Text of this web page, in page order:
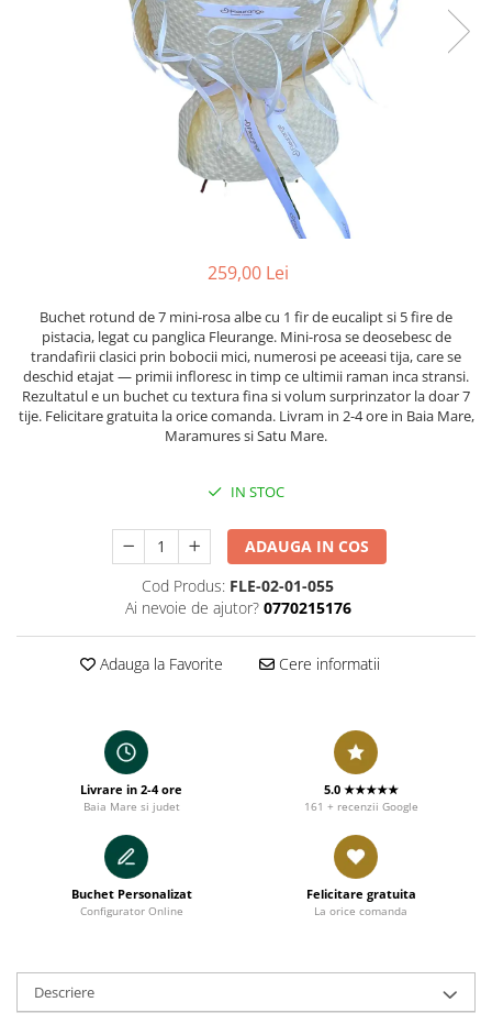
259,00 Lei
Buchet rotund de 7 mini-rosa albe cu 1 fir de eucalipt si 5 fire de
pistacia, legat cu panglica Fleurange. Mini-rosa se deosebesc de
trandafirii clasici prin bobocii mici, numerosi pe aceeasi tija, care se
deschid etajat — primii infloresc in timp ce ultimii raman inca stransi.
Rezultatul e un buchet cu textura fina si volum surprinzator la doar 7
tije. Felicitare gratuita la orice comanda. Livram in 2-4 ore in Baia Mare,
Maramures si Satu Mare.
IN STOC
ADAUGA IN COS
Cod Produs: FLE-02-01-055
Ai nevoie de ajutor? 0770215176
Adauga la Favorite Cere informatii
Livrare in 2-4 ore
Baia Mare si judet
5.0 ★★★★★
161 + recenzii Google
Buchet Personalizat
Configurator Online
Felicitare gratuita
La orice comanda
Descriere